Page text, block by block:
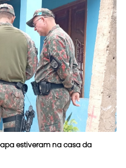
estiveram na casa da